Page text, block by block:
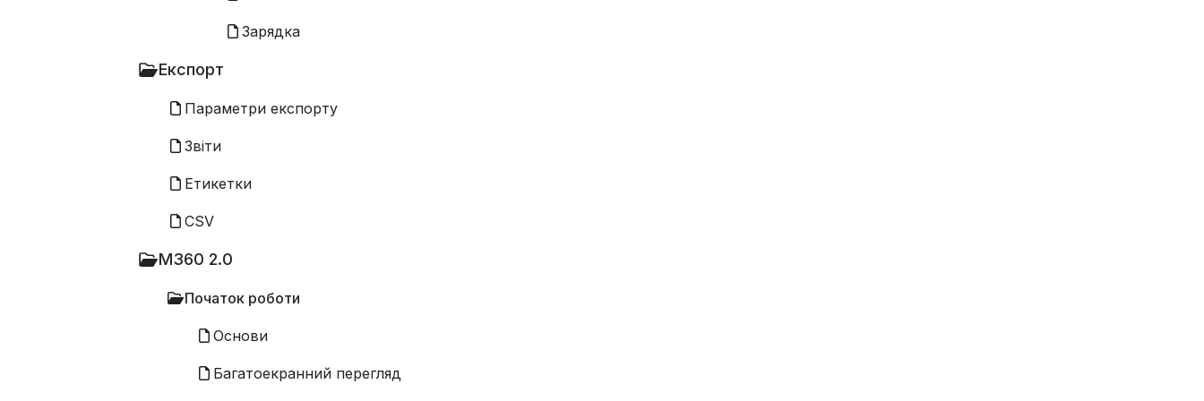
Зарядка
Експорт
Параметри експорту
Звіти
Етикетки
CSV
M360 2.0
Початок роботи
Основи
Багатоекранний перегляд